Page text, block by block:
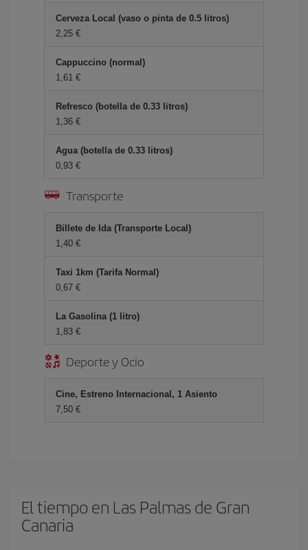
Cerveza Local (vaso o pinta de 0.5 litros)
2,25 €
Cappuccino (normal)
1,61 €
Refresco (botella de 0.33 litros)
1,36 €
Agua (botella de 0.33 litros)
0,93 €
Transporte
Billete de Ida (Transporte Local)
1,40 €
Taxi 1km (Tarifa Normal)
0,67 €
La Gasolina (1 litro)
1,83 €
Deporte y Ocio
Cine, Estreno Internacional, 1 Asiento
7,50 €
El tiempo en Las Palmas de Gran
Canaria